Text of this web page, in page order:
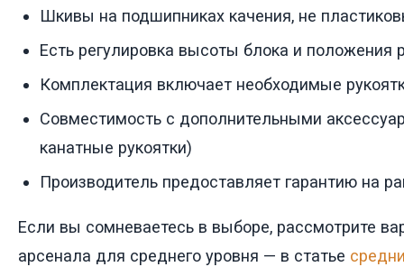
Шкивы на подшипниках качения, не
Есть регулировка высоты блока и положения
Комплектация включает необходимые
Совместимость с дополнительными
канатные рукоятки)
Производитель предоставляет гарантию на
Если вы сомневаетесь в выборе, рассмотрите
арсенала для среднего уровня — в статье